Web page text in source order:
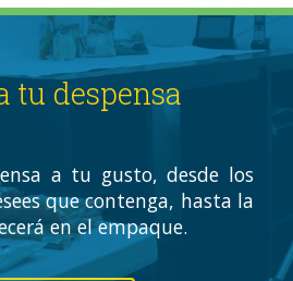
tu despensa
a tu gusto, desde los
que contenga, hasta la
en el empaque.